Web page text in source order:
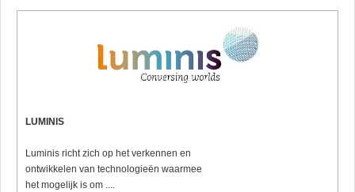
LUMINIS
Luminis richt zich op het verkennen en
ontwikkelen van technologieën waarmee
het mogelijk is om ....